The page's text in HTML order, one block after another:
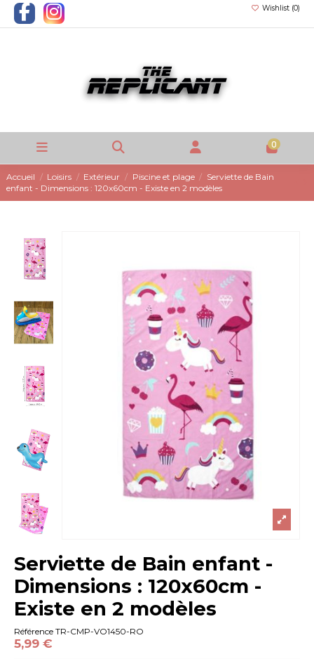
Wishlist (0)
0
Accueil Loisirs Extérieur Piscine et plage
Serviette de Bain
enfant - Dimensions : 120x60cm - Existe en 2 modèles
Serviette de Bain enfant -
Dimensions : 120x60cm -
Existe en 2 modèles
Référence TR-CMP-VO1450-RO
5,99 €